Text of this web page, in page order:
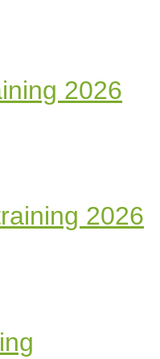
2026
2026